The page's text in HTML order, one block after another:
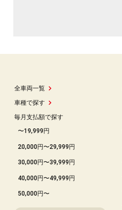
全車両一覧
車種で探す
毎月支払額で探す
〜19,999円
20,000円〜29,999円
30,000円〜39,999円
40,000円〜49,999円
50,000円〜